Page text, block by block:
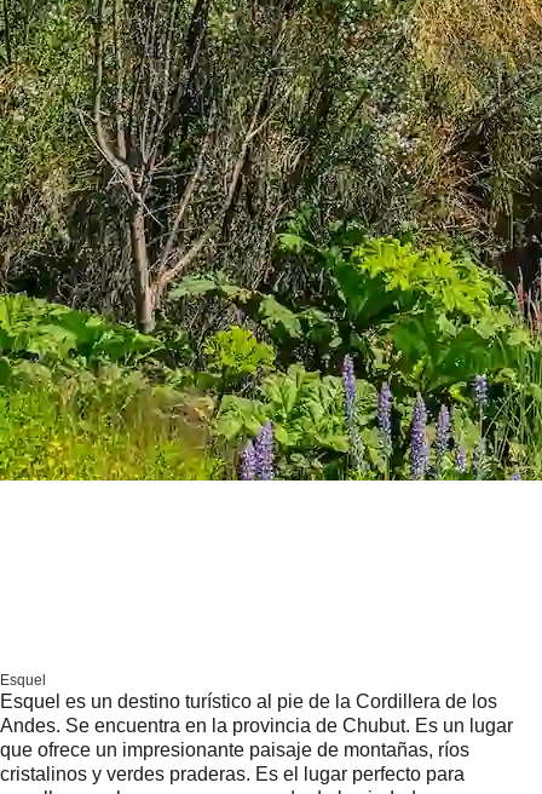
Esquel
Esquel es un destino turístico al pie de la Cordillera de los
Andes. Se encuentra en la provincia de Chubut. Es un lugar
que ofrece un impresionante paisaje de montañas, ríos
cristalinos y verdes praderas. Es el lugar perfecto para